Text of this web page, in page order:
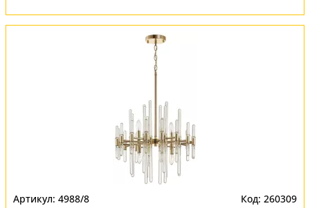
4988/8 260309